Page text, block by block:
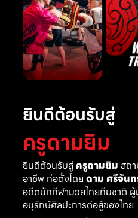
ยินดีต้อนรับสู่
ครูดามยิม
ยินดีต้อนรับสู่ ครูดามยิม สถ
อาชีพ ก่อตั้งโดย ดาม ศรีจันท
อดีตนักกีฬามวยไทยทีมชาติ ผู้
อนุรักษ์ศิลปะการต่อสู้ของไทย